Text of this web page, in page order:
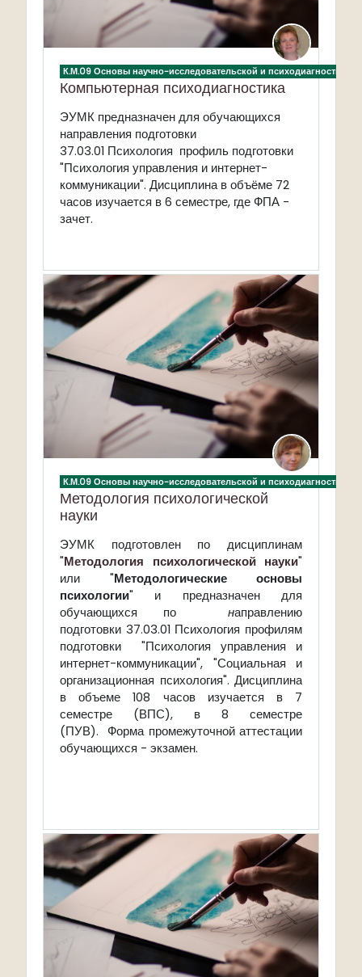
К.М.09 Основы научно-исследовательской и
Компьютерная психодиагностика
ЭУМК предназначен для обучающихся
направления подготовки
37.03.01 Психология профиль подготовки
"Психология управления и интернет-
коммуникации". Дисциплина в объёме 72
часов изучается в 6 семестре, где ФПА -
зачет.
К.М.09 Основы научно-исследовательской и
Методология психологической
науки
ЭУМК подготовлен по дисциплинам
"Методология психологической науки"
или "Методологические основы
психологии" и предназначен для
обучающихся по направлению
подготовки 37.03.01 Психология профилям
подготовки
"Психология управления и
интернет-коммуникации", "Социальная и
организационная психология". Дисциплина
в объеме 108 часов изучается в 7
семестре (ВПС), в 8 семестре
(ПУВ). Форма промежуточной аттестации
обучающихся - экзамен.